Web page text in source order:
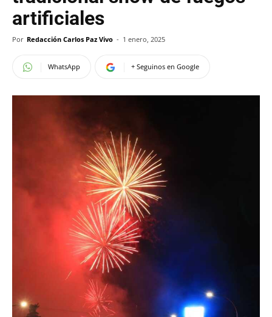
artificiales
Por Redacción Carlos Paz Vivo - 1 enero, 2025
WhatsApp + Seguinos en Google